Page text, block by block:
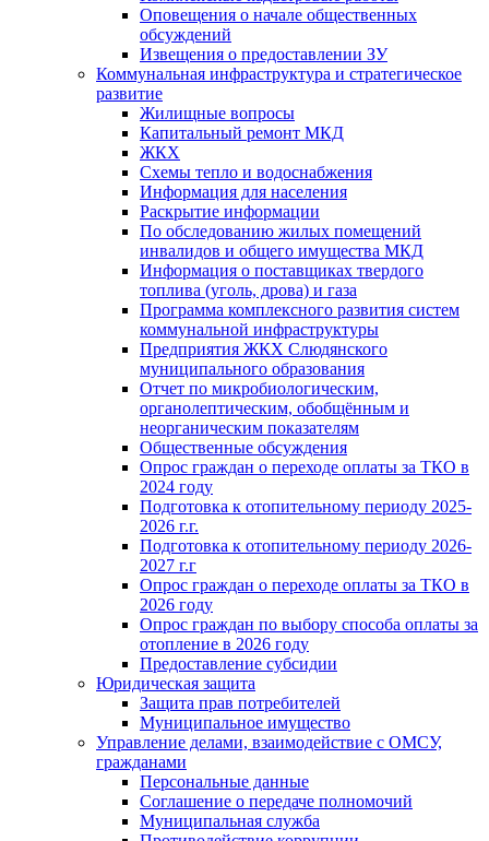
Оповещения о начале общественных
обсуждений
Извещения о предоставлении ЗУ
Коммунальная инфраструктура и стратегическое
развитие
Жилищные вопросы
Капитальный ремонт МКД
ЖКХ
Схемы тепло и водоснабжения
Информация для населения
Раскрытие информации
По обследованию жилых помещений
инвалидов и общего имущества МКД
Информация о поставщиках твердого
топлива (уголь, дрова) и газа
Программа комплексного развития систем
коммунальной инфраструктуры
Предприятия ЖКХ Слюдянского
муниципального образования
Отчет по микробиологическим,
органолептическим, обобщённым и
неорганическим показателям
Общественные обсуждения
Опрос граждан о переходе оплаты за ТКО в
2024 году
Подготовка к отопительному периоду 2025-
2026 г.г.
Подготовка к отопительному периоду 2026-
2027 г.г
Опрос граждан о переходе оплаты за ТКО в
2026 году
Опрос граждан по выбору способа оплаты за
отопление в 2026 году
Предоставление субсидии
Юридическая защита
Защита прав потребителей
Муниципальное имущество
Управление делами, взаимодействие с ОМСУ,
гражданами
Персональные данные
Соглашение о передаче полномочий
Муниципальная служба